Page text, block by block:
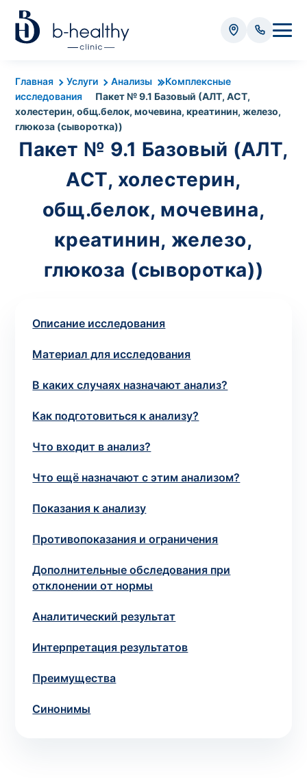
Главная Услуги Анализы
Комплексные
исследования
Пакет № 9.1 Базовый (АЛТ, АСТ,
холестерин, общ.белок, мочевина, креатинин, железо,
глюкоза (сыворотка))
Пакет № 9.1 Базовый (АЛТ,
АСТ, холестерин,
общ.белок, мочевина,
креатинин, железо,
глюкоза (сыворотка))
Описание исследования
Материал для исследования
В каких случаях назначают анализ?
Как подготовиться к анализу?
Что входит в анализ?
Что ещё назначают с этим анализом?
Показания к анализу
Противопоказания и ограничения
Дополнительные обследования при
отклонении от нормы
Аналитический результат
Интерпретация результатов
Преимущества
Синонимы
Анализы
* Оплачивается дополнительно (в зависимости от вида
анализа):
Стоимость забора крови - 50 грн
Стоимость забора биоматериала (кроме
крови) – от 35 грн
Итого: 0 грн
потрібний. Виняток становлять мазки та
виконує лікар – необхідий
Сохранить
Ваше имя*
Номер телефона*
Выбрать клинику